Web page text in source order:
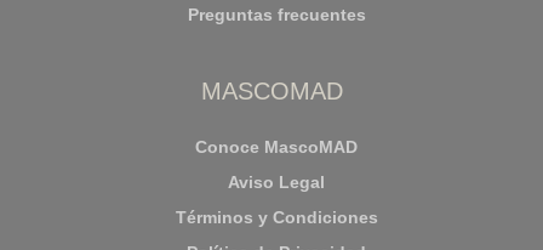
Preguntas frecuentes
MASCOMAD
Conoce MascoMAD
Aviso Legal
Términos y Condiciones